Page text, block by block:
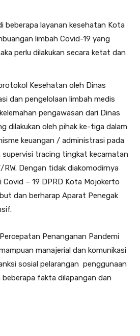
beberapa layanan kesehatan Kota
limbah Covid-19 yang
perlu dilakukan secara ketat dan
Kesehatan oleh Dinas
dan pengelolaan limbah medis
pengawasan dari Dinas
dilakukan oleh pihak ke-tiga dalam
keuangan / administrasi pada
supervisi tracing tingkat kecamatan
Dengan tidak diakomodirnya
– 19 DPRD Kota Mojokerto
dan berharap Aparat Penegak
Penanganan Pandemi
manajerial dan komunikasi
sosial pelarangan penggunaan
beberapa fakta dilapangan dan